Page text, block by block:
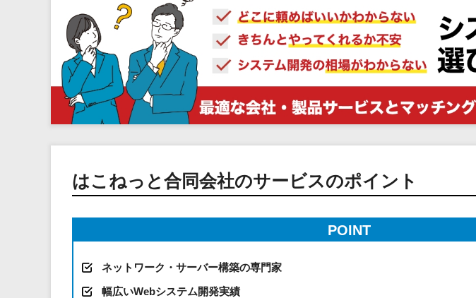
セキュリティ
業務全般
物流・流通向け
不動産業界向け
業界・業種特化型
官公庁・自治体向け
はこねっと合同会社のサービスのポイント
POINT
ネットワーク・サーバー構築の専門家
幅広いWebシステム開発実績